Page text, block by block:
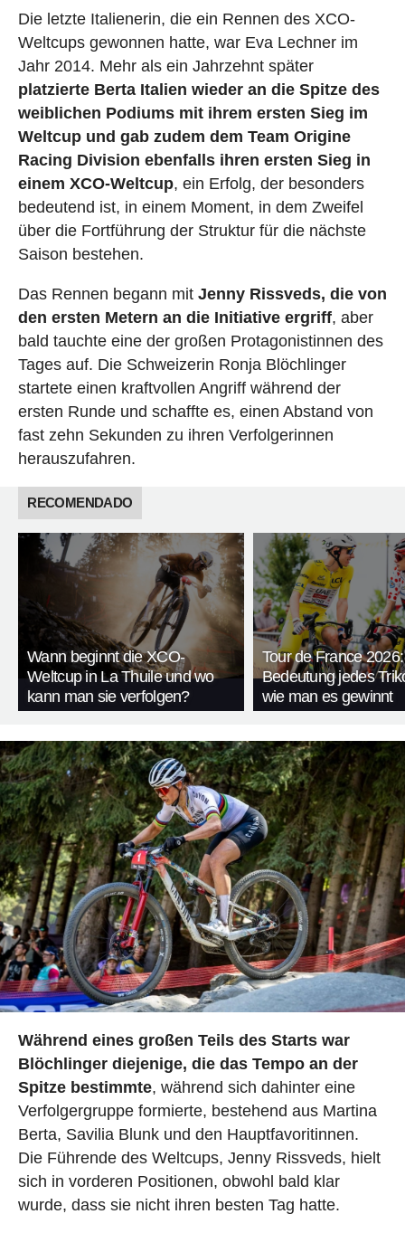
Die letzte Italienerin, die ein Rennen des XCO-
Weltcups gewonnen hatte, war Eva Lechner im
Jahr 2014. Mehr als ein Jahrzehnt später
platzierte Berta Italien wieder an die Spitze des
weiblichen Podiums mit ihrem ersten Sieg im
Weltcup und gab zudem dem Team Origine
Racing Division ebenfalls ihren ersten Sieg in
einem XCO-Weltcup, ein Erfolg, der besonders
bedeutend ist, in einem Moment, in dem Zweifel
über die Fortführung der Struktur für die nächste
Saison bestehen.
Das Rennen begann mit Jenny Rissveds, die von
den ersten Metern an die Initiative ergriff, aber
bald tauchte eine der großen Protagonistinnen des
Tages auf. Die Schweizerin Ronja Blöchlinger
startete einen kraftvollen Angriff während der
ersten Runde und schaffte es, einen Abstand von
fast zehn Sekunden zu ihren Verfolgerinnen
herauszufahren.
RECOMENDADO
Wann beginnt die XCO-
Weltcup in La Thuile und wo
kann man sie verfolgen?
Tour de France
Bedeutung jedes
wie man es gewinnt
Während eines großen Teils des Starts war
Blöchlinger diejenige, die das Tempo an der
Spitze bestimmte, während sich dahinter eine
Verfolgergruppe formierte, bestehend aus Martina
Berta, Savilia Blunk und den Hauptfavoritinnen.
Die Führende des Weltcups, Jenny Rissveds, hielt
sich in vorderen Positionen, obwohl bald klar
wurde, dass sie nicht ihren besten Tag hatte.